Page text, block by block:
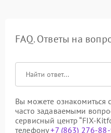
FAQ. Ответы на
Вы можете
часто задаваемыми
сервисный центр “FIX-
телефону+7 (863) 276-